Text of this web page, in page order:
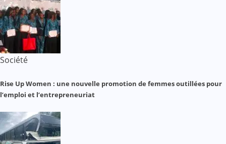
Société
Rise Up Women : une nouvelle promotion de femmes outillées pour
l’emploi et l’entrepreneuriat